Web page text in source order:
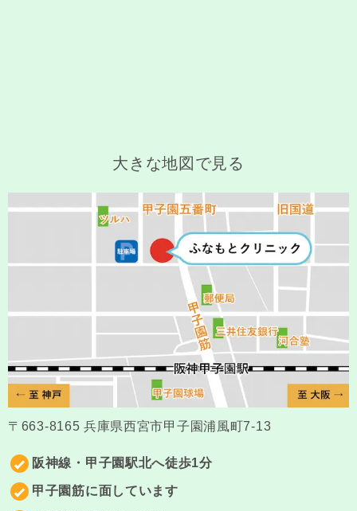
大きな地図で見る
〒663-8165 兵庫県西宮市甲子園浦風町7-13
阪神線・甲子園駅北へ徒歩1分
甲子園筋に面しています